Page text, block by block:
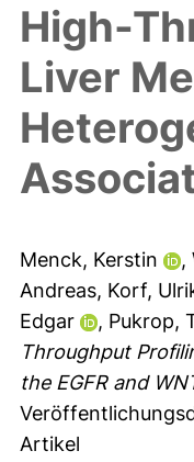
High-
Liver
Menck, Kerstin ,
Andreas, Korf,
Edgar
, Pukrop,
Throughput
the EGFR and
Artikel